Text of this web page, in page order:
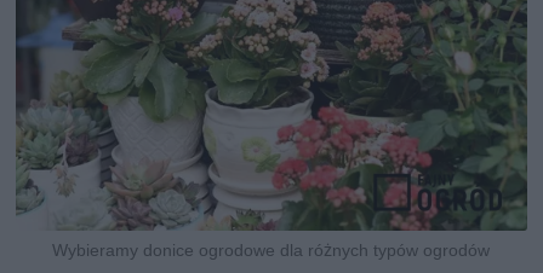
Wybieramy donice ogrodowe dla różnych typów ogrodów